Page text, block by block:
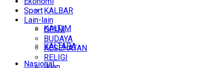
KALBAR
KALTIM
KALTARA
Nasional
Sport
Lain-lain
OPINI
BUDAYA
KESEHATAN
RELIGI